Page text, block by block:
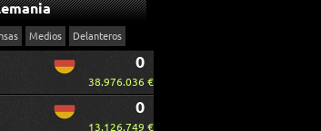
Medios Delanteros
0
38.976.036 €
0
13.126.749 €